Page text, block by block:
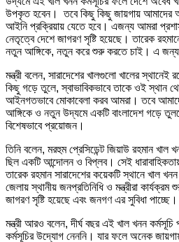
উপকৃত হবেন। তবে কিছু কিছু জায়গায় আমাদের
আইনি প্রক্রিয়ায় যেতে হবে। এজন্য আমরা
নেতৃত্বে দেশে জাগরণ সৃষ্টি হয়েছে। তারেক
নতুন আঙ্গিকে, নতুন করে শুরু করতে চাই। এ জন্য
মন্ত্রী বলেন, সারাদেশের খালগুলো খালের
কিছু গড়ে তুলে, স্বাভাবিকভাবে তাকে ওই স্থান
আইনগতভাবে মোকাবেলা করব আমরা। তবে
আঙ্গিকে ও নতুন উদ্যমে একটি বাংলাদেশ গড়ে
বিশেষভাবে প্রয়োজন।
তিনি বলেন, মরহুম প্রেসিডেন্ট জিয়াউ রহমান খাল
ছিল একটি আন্দোলন ও বিপ্লব। সেই
তারেক রহমান সারাদেশের কয়েকটি স্থানে খাল
জেলায় স্থানীয় জনপ্রতিনিধি ও মন্ত্রীরা
জাগরণ সৃষ্টি হয়েছে এবং জনগণ এর সুবিধা পাচ্ছে।
মন্ত্রী আরও বলেন, দীর্ঘ বছর এই খাল খনন
কর্মসূচির উদ্যোগ নেননি। যার ফলে অনেক